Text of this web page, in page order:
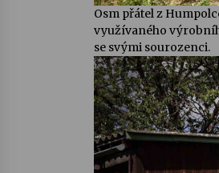
Osm přátel z
využívaného
se svými sourozenci.